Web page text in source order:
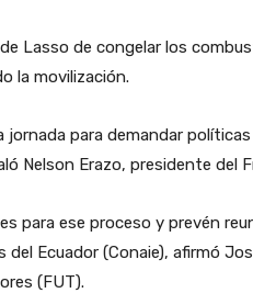
Lasso de congelar los
la movilización.
para demandar
Nelson Erazo, presidente del
para ese proceso y prevén
Ecuador (Conaie), afirmó
(FUT).